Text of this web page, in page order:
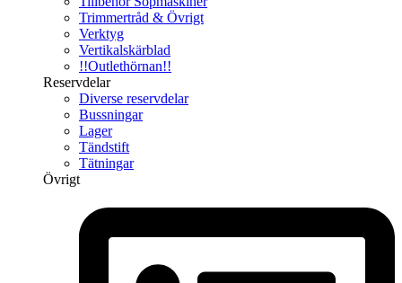
Trimmertråd & Övrigt
Verktyg
Vertikalskärblad
!!Outlethörnan!!
Reservdelar
Diverse reservdelar
Bussningar
Lager
Tändstift
Tätningar
Övrigt